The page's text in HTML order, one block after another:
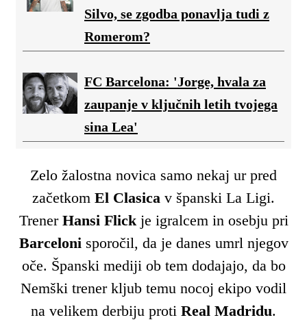
Silvo, se zgodba ponavlja tudi z
Romerom?
FC Barcelona: 'Jorge, hvala za
zaupanje v ključnih letih tvojega
sina Lea'
Zelo žalostna novica samo nekaj ur pred
začetkom El Clasica v španski La Ligi.
Trener Hansi Flick je igralcem in osebju pri
Barceloni sporočil, da je danes umrl njegov
oče. Španski mediji ob tem dodajajo, da bo
Nemški trener kljub temu nocoj ekipo vodil
na velikem derbiju proti Real Madridu.